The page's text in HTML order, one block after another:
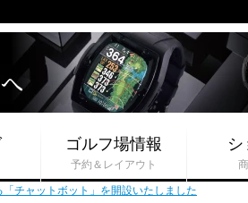
ゴルフ場情報
予約＆レイアウト
シ
チャットボット」を開設いたしました